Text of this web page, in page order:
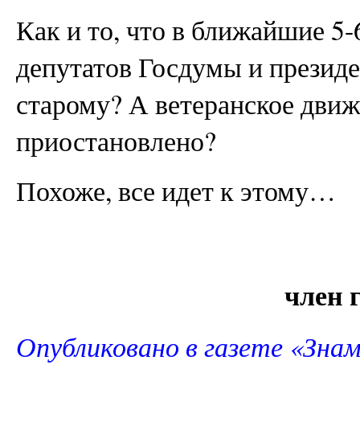
Как и то, что в ближайшие
депутатов Госдумы и
старому? А ветеранское
приостановлено?
Похоже, все идет к этому…
член
Опубликовано в газете